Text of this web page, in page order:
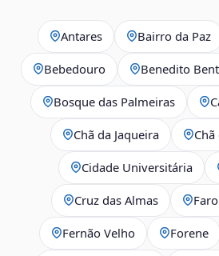
Antares Bairro da Paz
Bebedouro Benedito
Bosque das Palmeiras
Chã da Jaqueira
Cidade Universitária
Cruz das Almas
Fernão Velho Forene